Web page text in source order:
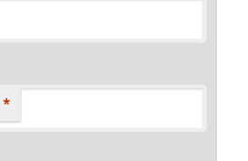
*